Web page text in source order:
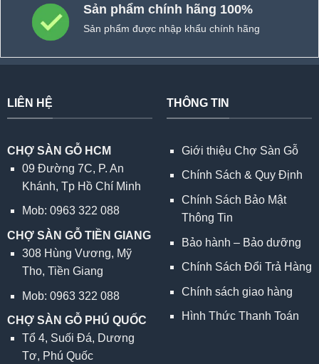
Sản phẩm chính hãng 100%
Sản phẩm được nhập khẩu chính hãng
LIÊN HỆ
CHỢ SÀN GỖ HCM
09 Đường 7C, P. An
Khánh, Tp Hồ Chí Minh
Mob: 0963 322 088
CHỢ SÀN GỖ TIỀN GIANG
308 Hùng Vương, Mỹ
Tho, Tiền Giang
Mob: 0963 322 088
CHỢ SÀN GỖ PHÚ QUỐC
Tổ 4, Suối Đá, Dương
Tơ, Phú Quốc
THÔNG TIN
Giới thiệu Chợ Sàn Gỗ
Chính Sách & Quy Định
Chính Sách Bảo Mật
Thông Tin
Bảo hành – Bảo dưỡng
Chính Sách Đổi Trả Hàng
Chính sách giao hàng
Hình Thức Thanh Toán